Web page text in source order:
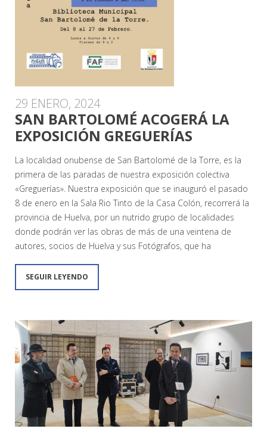
29 ENERO, 2024
SAN BARTOLOMÉ ACOGERÁ LA
EXPOSICIÓN GREGUERÍAS
La localidad onubense de San Bartolomé de la Torre, es la
primera de las paradas de nuestra exposición colectiva
«Greguerías». Nuestra exposición que se inauguró el pasado
8 de enero en la Sala Rio Tinto de la Casa Colón, recorrerá la
provincia de Huelva, por un nutrido grupo de localidades
donde podrán ver las obras de más de una veintena de
autores, socios de Huelva y sus Fotógrafos, que ha
SEGUIR LEYENDO